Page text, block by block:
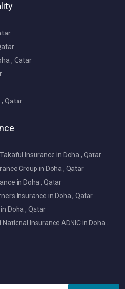
, Qatar
Qatar
Insurance in Doha , Qatar
Group in Doha , Qatar
in Doha , Qatar
Insurance in Doha , Qatar
Doha , Qatar
Insurance ADNIC in Doha ,